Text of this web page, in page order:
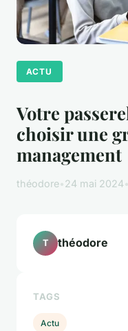
ACTU
Votre
choisir une
management
théodore•24 mai 2024•
T théodore
TAGS
Actu